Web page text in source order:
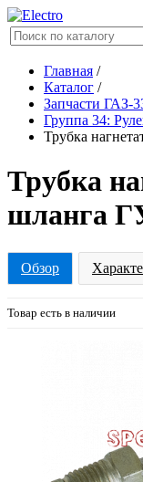
Главная /
Каталог /
Запчасти ГАЗ-
Группа 34:
Трубка
Трубка
шланга
Обзор
Товар есть в наличии